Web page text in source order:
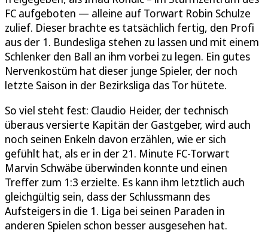
FC aufgeboten — alleine auf Torwart Robin Schulze
zulief. Dieser brachte es tatsächlich fertig, den Profi
aus der 1. Bundesliga stehen zu lassen und mit einem
Schlenker den Ball an ihm vorbei zu legen. Ein gutes
Nervenkostüm hat dieser junge Spieler, der noch
letzte Saison in der Bezirksliga das Tor hütete.
So viel steht fest: Claudio Heider, der technisch
überaus versierte Kapitän der Gastgeber, wird auch
noch seinen Enkeln davon erzählen, wie er sich
gefühlt hat, als er in der 21. Minute FC-Torwart
Marvin Schwäbe überwinden konnte und einen
Treffer zum 1:3 erzielte. Es kann ihm letztlich auch
gleichgültig sein, dass der Schlussmann des
Aufsteigers in die 1. Liga bei seinen Paraden in
anderen Spielen schon besser ausgesehen hat.